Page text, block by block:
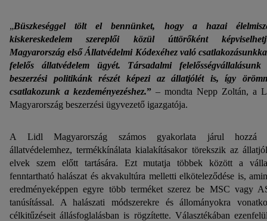
„Büszkeséggel tölt el bennünket, hogy a hazai
kiskereskedelem szereplői közül úttörőként
Magyarország első Állatvédelmi Kódexéhez való
felelős állatvédelem ügyét. Társadalmi felelősségvállalásunk
beszerzési politikánk részét képezi az állatjólét is, így
csatlakozunk a kezdeményezéshez.” – mondta Nepp Zoltán, a
Magyarország beszerzési ügyvezető igazgatója.
A Lidl Magyarország számos gyakorlata járul hozzá
állatvédelemhez, termékkínálata kialakításakor törekszik az
elvek szem előtt tartására. Ezt mutatja többek között a
fenntartható halászat és akvakultúra melletti elköteleződése is,
eredményeképpen egyre több terméket szerez be MSC vagy
tanúsítással. A halászati módszerekre és állományokra
célkitűzéseit állásfoglalásban is rögzítette. Választékában